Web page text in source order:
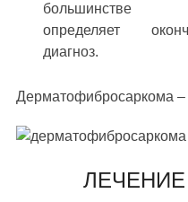
большинстве
определяет
диагноз.
Дерматофибросаркома –
ЛЕЧЕНИЕ